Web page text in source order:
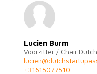
Lucien Burm
Voorzitter / Chair
+31615077510